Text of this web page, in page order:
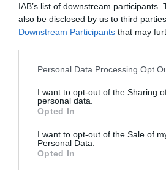
IAB’s list of downstream participants.
also be disclosed by us to third
Downstream Participants that may
Please note that this website/app
not limited to your visit or usage
grant or deny consent to Google and
use your data for below specified
consent section.
Personal Data Processing Opt
I want to opt-out of the Sharing
personal data.
Opted In
I want to opt-out of the Sale of
Personal Data.
Opted In
Χατζηδάκης: “Άκυρες
εγκύκλιοι που δεν
Υποχρεωτική η
ιστοσελίδες των φορέων
Ακολούθησε το
και μάθετε πρώτοι όλες
Share